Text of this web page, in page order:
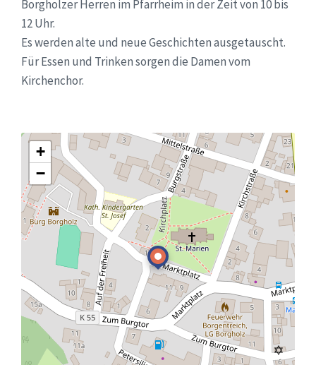
Borgholzer Herren im Pfarrheim in der Zeit von 10 bis
12 Uhr.
Es werden alte und neue Geschichten ausgetauscht.
Für Essen und Trinken sorgen die Damen vom
Kirchenchor.
+
−